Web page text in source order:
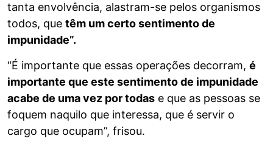
tanta envolvência, alastram-se pelos organismos
todos, que têm um certo sentimento de
impunidade”.
“É importante que essas operações decorram, é
importante que este sentimento de impunidade
acabe de uma vez por todas e que as pessoas se
foquem naquilo que interessa, que é servir o
cargo que ocupam”, frisou.